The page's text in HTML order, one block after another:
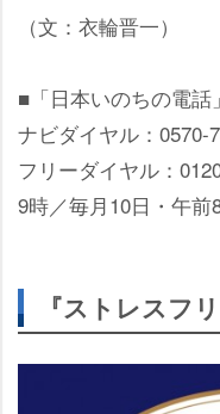
（文：衣輪晋一）
■「日本いのちの電話」
ナビダイヤル：0570-
フリーダイヤル：
9時／毎月10日・午前
『ストレスフ